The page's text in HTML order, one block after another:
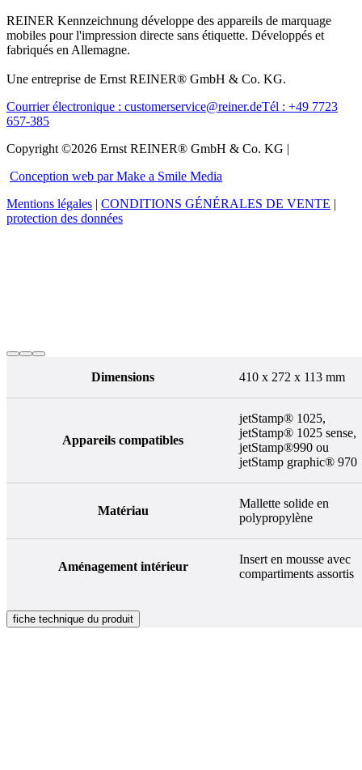
REINER Kennzeichnung développe des appareils de marquage
mobiles pour l'impression directe sans étiquette. Développés et
fabriqués en Allemagne.
Une entreprise de Ernst REINER® GmbH & Co. KG.
Courrier électronique : customerservice@reiner.deTél : +49 7723
657-385
Copyright ©2026 Ernst REINER® GmbH & Co. KG |
Conception web par Make a Smile Media
Mentions légales | CONDITIONS GÉNÉRALES DE VENTE |
protection des données
Dimensions 410 x 272 x 113 mm
Appareils compatibles
jetStamp® 1025,
jetStamp® 1025 sense,
jetStamp®990 ou
jetStamp graphic® 970
Matériau
Mallette solide en
polypropylène
Aménagement intérieur
Insert en mousse avec
compartiments assortis
fiche technique du produit